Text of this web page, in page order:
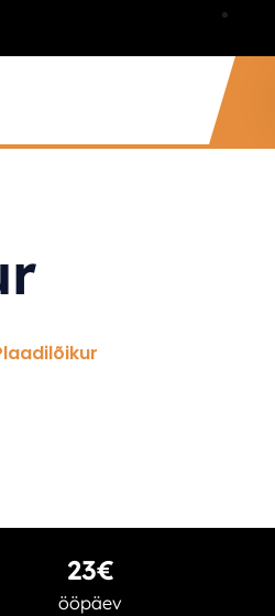
23€
ööpäev